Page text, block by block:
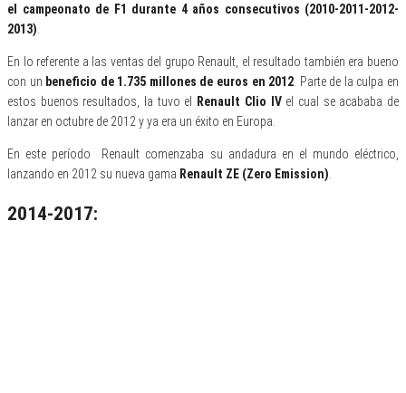
el campeonato de F1 durante 4 años consecutivos (2010-2011-2012-
2013)
En lo referente a las ventas del grupo Renault, el resultado también era bueno
con un beneficio de 1.735 millones de euros en 2012 . Parte de la culpa en
estos buenos resultados, la tuvo el
Renault Clio IVel cual se acababa de
lanzar en octubre de 2012 y ya era un éxito en Europa.
En este período Renault comenzaba su andadura en el mundo eléctrico,
lanzando en 2012 su nueva gama Renault ZE (Zero Emission)
2014-2017: